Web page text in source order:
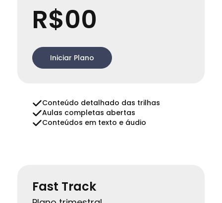
R$00
Iniciar Plano
Conteúdo detalhado das trilhas
Aulas completas abertas
Conteúdos em texto e áudio
Fast Track